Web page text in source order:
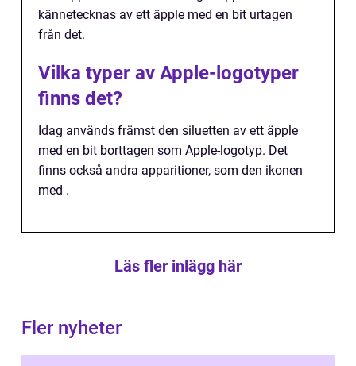
kännetecknas av ett äpple med en bit urtagen
från det.
Vilka typer av Apple-logotyper
finns det?
Idag används främst den siluetten av ett äpple
med en bit borttagen som Apple-logotyp. Det
finns också andra apparitioner, som den ikonen
med .
Läs fler inlägg här
Fler nyheter